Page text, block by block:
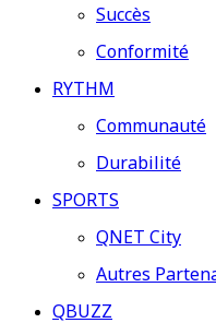
Succès
Conformité
RYTHM
Communauté
Durabilité
SPORTS
QNET City
Autres
QBUZZ